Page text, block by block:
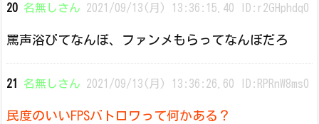
20 名無しさん 2021/09/13(月) 13:36:15.40 ID:r2GHphdq0
罵声浴びてなんぼ、ファンメもらってなんぼだろ
21 名無しさん 2021/09/13(月) 13:36:26.60 ID:RPRnW8ms0
民度のいいFPSバトロワって何かある？